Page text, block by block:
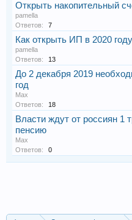
Открыть накопительный
pamella
Ответов:
7
Как открыть ИП в 2020
pamella
Ответов:
13
До 2 декабря 2019
год
Max
Ответов:
18
Власти ждут от россиян 1
пенсию
Max
Ответов:
0